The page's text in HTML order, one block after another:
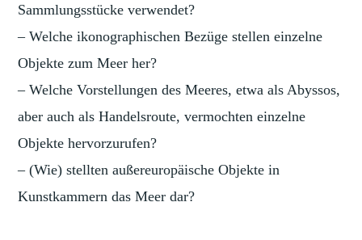
Sammlungsstücke verwendet?
– Welche ikonographischen Bezüge stellen einzelne
Objekte zum Meer her?
– Welche Vorstellungen des Meeres, etwa als Abyssos,
aber auch als Handelsroute, vermochten einzelne
Objekte hervorzurufen?
– (Wie) stellten außereuropäische Objekte in
Kunstkammern das Meer dar?